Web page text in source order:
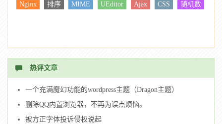
Nginx
排序 MIME UEditor Ajax CSS 随机数
热评文章
一个充满魔幻功能的wordpress主题（Dragon主题）
删除QQ内置浏览器，不再为误点烦恼。
被方正字体投诉侵权说起